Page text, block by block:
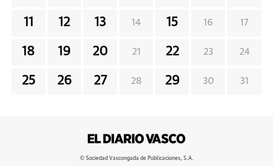
11 12 13 14 15 16 17
18 19 20 21 22 23 24
25 26 27 28 29 30 31
© Sociedad Vascongada de Publicaciones, S.A.